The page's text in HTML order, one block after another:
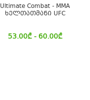
Ultimate Combat - MMA
ხელთათმანი UFC
53.00₾- 60.00₾